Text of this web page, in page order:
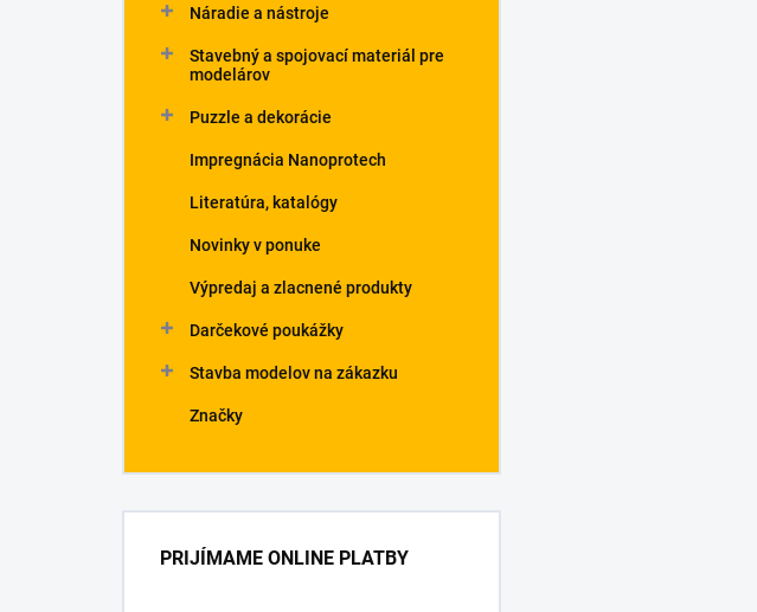
Náradie a nástroje
Stavebný a spojovací materiál pre
modelárov
Puzzle a dekorácie
Impregnácia Nanoprotech
Literatúra, katalógy
Novinky v ponuke
Výpredaj a zlacnené produkty
Darčekové poukážky
Stavba modelov na zákazku
Značky
PRIJÍMAME ONLINE PLATBY